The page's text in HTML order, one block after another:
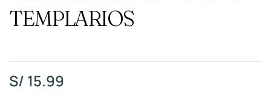
TEMPLARIOS
S/ 15.99